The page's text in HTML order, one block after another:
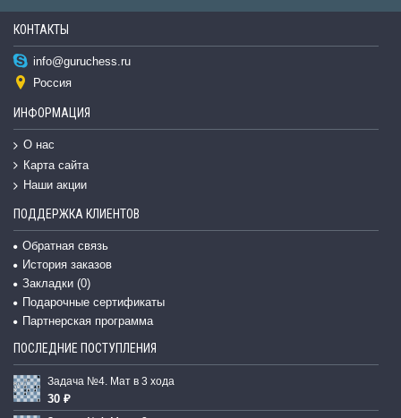
КОНТАКТЫ
info@guruchess.ru
Россия
ИНФОРМАЦИЯ
О нас
Карта сайта
Наши акции
ПОДДЕРЖКА КЛИЕНТОВ
Обратная связь
История заказов
Закладки (0)
Подарочные сертификаты
Партнерская программа
ПОСЛЕДНИЕ ПОСТУПЛЕНИЯ
Задача №4. Мат в 3 хода
30 ₽